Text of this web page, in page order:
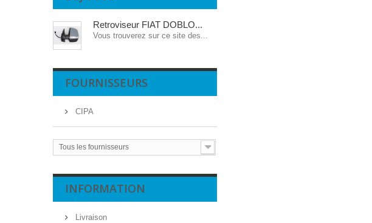
Retroviseur FIAT DOBLO...
Vous trouverez sur ce site des...
FOURNISSEURS
CIPA
Tous les fournisseurs
INFORMATION
Livraison